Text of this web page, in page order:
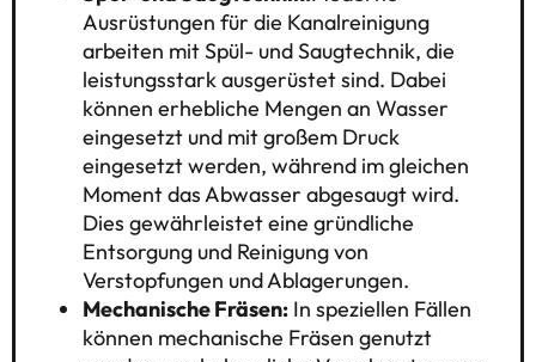
Ausrüstungen für die Kanalreinigung
arbeiten mit Spül- und Saugtechnik, die
leistungsstark ausgerüstet sind. Dabei
können erhebliche Mengen an Wasser
eingesetzt und mit großem Druck
eingesetzt werden, während im gleichen
Moment das Abwasser abgesaugt wird.
Dies gewährleistet eine gründliche
Entsorgung und Reinigung von
Verstopfungen und Ablagerungen.
Mechanische Fräsen: In speziellen Fällen
können mechanische Fräsen genutzt